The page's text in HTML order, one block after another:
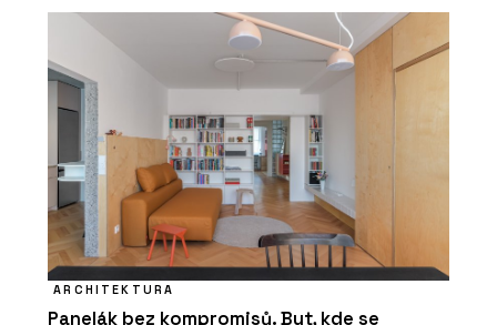
ARCHITEKTURA
Panelák bez kompromisů. Byt, kde se